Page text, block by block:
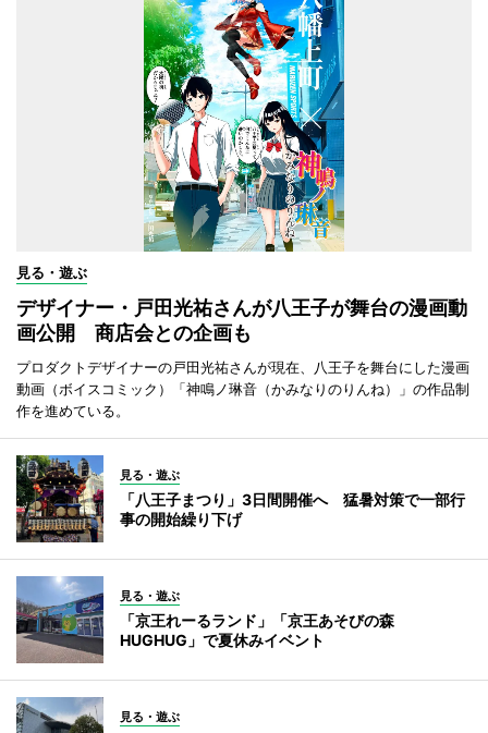
見る・遊ぶ
デザイナー・戸田光祐さんが八王子が舞台の漫画動
画公開 商店会との企画も
プロダクトデザイナーの戸田光祐さんが現在、八王子を舞台にした漫画
動画（ボイスコミック）「神鳴ノ琳音（かみなりのりんね）」の作品制
作を進めている。
見る・遊ぶ
「八王子まつり」3日間開催へ 猛暑対策で一部行
事の開始繰り下げ
見る・遊ぶ
「京王れーるランド」「京王あそびの森
HUGHUG」で夏休みイベント
見る・遊ぶ